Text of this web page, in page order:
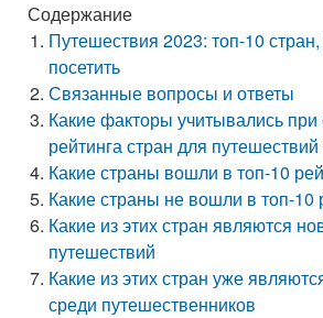
Содержание
Путешествия 2023: топ-10
посетить
Связанные вопросы и ответы
Какие факторы учитывались при
рейтинга стран для
Какие страны вошли в топ-10
Какие страны не вошли в топ-10
Какие из этих стран являются
путешествий
Какие из этих стран уже
среди путешественников